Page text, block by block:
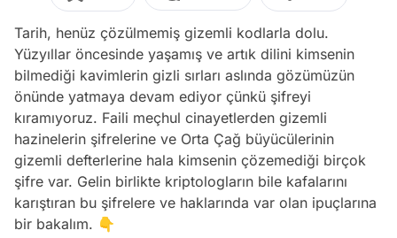
Tarih, henüz çözülmemiş gizemli kodlarla dolu.
Yüzyıllar öncesinde yaşamış ve artık dilini kimsenin
bilmediği kavimlerin gizli sırları aslında gözümüzün
önünde yatmaya devam ediyor çünkü şifreyi
kıramıyoruz. Faili meçhul cinayetlerden gizemli
hazinelerin şifrelerine ve Orta Çağ büyücülerinin
gizemli defterlerine hala kimsenin çözemediği birçok
şifre var. Gelin birlikte kriptologların bile kafalarını
karıştıran bu şifrelere ve haklarında var olan ipuçlarına
bir bakalım. 👇